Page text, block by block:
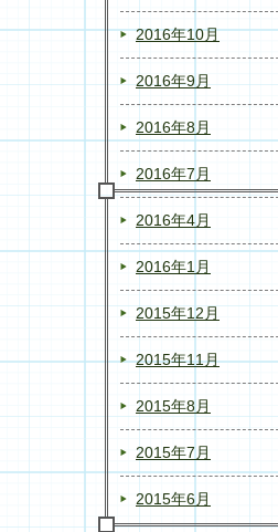
2016年10月
2016年9月
2016年8月
2016年7月
2016年4月
2016年1月
2015年12月
2015年11月
2015年8月
2015年7月
2015年6月